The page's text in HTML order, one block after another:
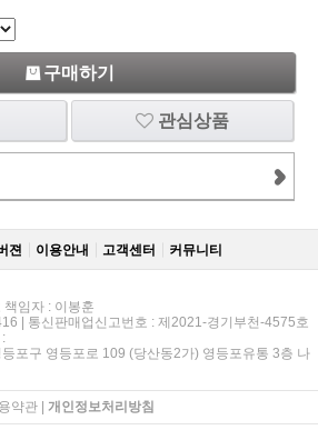
구매하기
관심상품
젼 이용안내 고객센터 커뮤니티
임자 : 이봉훈
| 통신판매업신고번호 : 제2021-경기부천-4575호
포구 영등포로 109 (당산동2가) 영등포유통 3층 나
약관| 개인정보처리방침